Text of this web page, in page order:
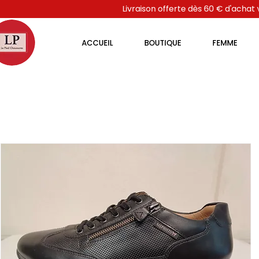
Livraison offerte dès 60 € d'achat
ACCUEIL BOUTIQUE FEMME